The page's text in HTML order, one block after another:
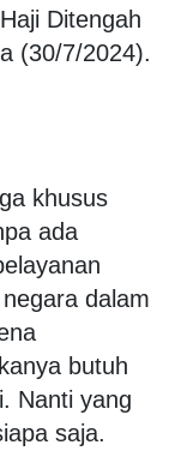
Ditengah
(30/7/2024).
khusus
ada
dalam
butuh
Nanti yang
saja.